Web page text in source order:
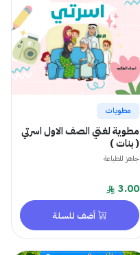
مطويات
مطوية لغتي الصف الاول اسرتي
( بنات )
جاهز للطباعة
3.00
أضف للسلة